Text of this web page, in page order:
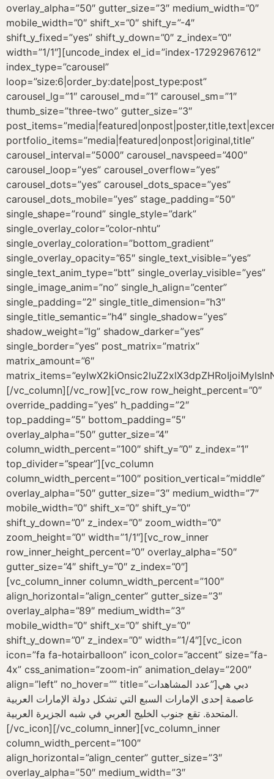
overlay_alpha=”50″ gutter_size=”3″ medium_width=”0″
mobile_width=”0″ shift_x=”0″ shift_y=”-4″
shift_y_fixed=”yes” shift_y_down=”0″ z_index=”0″
width=”1/1″][uncode_index el_id=”index-17292967612″
index_type=”carousel”
loop=”size:6|order_by:date|post_type:post”
carousel_lg=”1″ carousel_md=”1″ carousel_sm=”1″
thumb_size=”three-two” gutter_size=”3″
portfolio_items=”media|featured|onpost|original,title”
carousel_interval=”5000″ carousel_navspeed=”400″
carousel_loop=”yes” carousel_overflow=”yes”
carousel_dots=”yes” carousel_dots_space=”yes”
carousel_dots_mobile=”yes” stage_padding=”50″
single_shape=”round” single_style=”dark”
single_overlay_color=”color-nhtu”
single_overlay_coloration=”bottom_gradient”
single_overlay_opacity=”65″ single_text_visible=”yes”
single_text_anim_type=”btt” single_overlay_visible=”yes”
single_image_anim=”no” single_h_align=”center”
single_padding=”2″ single_title_dimension=”h3″
single_title_semantic=”h4″ single_shadow=”yes”
shadow_weight=”lg” shadow_darker=”yes”
single_border=”yes” post_matrix=”matrix”
matrix_amount=”6″
[/vc_column][/vc_row][vc_row row_height_percent=”0″
override_padding=”yes” h_padding=”2″
top_padding=”5″ bottom_padding=”5″
overlay_alpha=”50″ gutter_size=”4″
column_width_percent=”100″ shift_y=”0″ z_index=”1″
top_divider=”spear”][vc_column
column_width_percent=”100″ position_vertical=”middle”
overlay_alpha=”50″ gutter_size=”3″ medium_width=”7″
mobile_width=”0″ shift_x=”0″ shift_y=”0″
shift_y_down=”0″ z_index=”0″ zoom_width=”0″
zoom_height=”0″ width=”1/1″][vc_row_inner
row_inner_height_percent=”0″ overlay_alpha=”50″
gutter_size=”4″ shift_y=”0″ z_index=”0″]
[vc_column_inner column_width_percent=”100″
align_horizontal=”align_center” gutter_size=”3″
overlay_alpha=”89″ medium_width=”3″
mobile_width=”0″ shift_x=”0″ shift_y=”0″
shift_y_down=”0″ z_index=”0″ width=”1/4″][vc_icon
icon=”fa fa-hotairballoon” icon_color=”accent” size=”fa-
4x” css_animation=”zoom-in” animation_delay=”200″
align=”left” no_hover=”” title=”عدد المشاهدات”]دبي هي
عاصمة إحدى الإمارات السبع التي تشكل دولة الإمارات العربية
المتحدة. تقع جنوب الخليج العربي في شبه الجزيرة العربية.
[/vc_icon][/vc_column_inner][vc_column_inner
column_width_percent=”100″
align_horizontal=”align_center” gutter_size=”3″
overlay_alpha=”50″ medium_width=”3″